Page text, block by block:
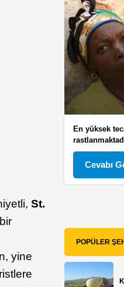
St.
yine
En yüksek
Cevabı
POPÜLER